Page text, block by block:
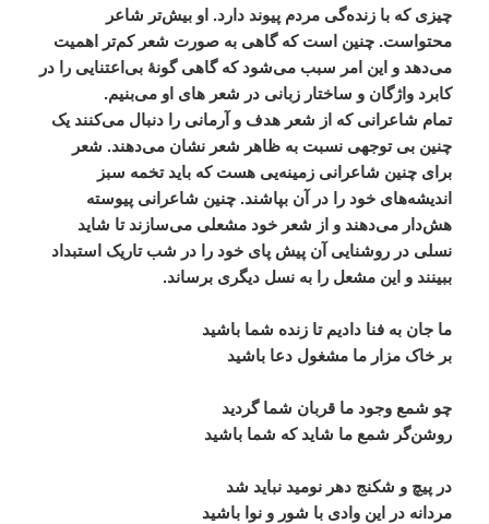
چیزی که با زندهگی مردم پیوند دارد. او بیشتر شاعر
محتواست.چنین است که گاهی به صورت شعر کمتر
اهمیت
میدهد و این امر سبب میشود که گاهی گونۀ بی اعتنایی را
در
کابرد واژگان و ساختار زبانی در شعر های او میبنیم.
تمام شاعرانی که از شعر هدف و آرمانی را دنبال میکنند یک
چنین بی توجهی نسبت به ظاهر شعر نشان میدهند. شعر
برای چنین شاعرانی زمینهیی هست که باید تخمه سبز
اندیشههای خود را در آن بپاشند.چنین شاعرانی پیوسته
هشدار میدهند و از شعر خود مشعلی میسازند تا شاید
نسلی در روشنایی آن پیش پای خود را در شب تاریک استبداد
ببینند و این مشعل را به نسل دیگری برساند.
ما جان به فنا دادیم تا زنده شما باشید
بر خاک مزار ما مشغول دعا باشید
چو شمع وجود ما قربان شما گردید
روشنگر شمع ما شاید که شما باشید
در پیچ و شکنج دهر نومید نباید شد
مردانه در این وادی با شور و نوا باشید